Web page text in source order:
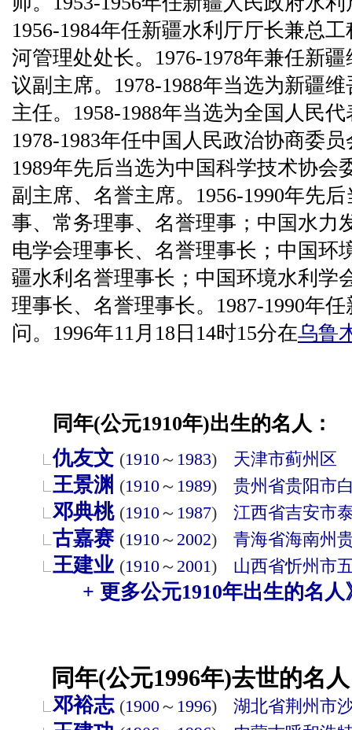
1956-1984年任新疆水利厅厅长兼总
河管理处处长。1976-1978年兼任新
议副主席。1978-1988年当选为新疆
主任。1958-1988年当选为全国人民
1978-1983年任中国人民政治协商委
1989年先后当选为中国科学技术协会
副主席、名誉主席。1956-1990年先
事、常务理事、名誉理事；中国水力
电学会理事长、名誉理事长；中国环
疆水利名誉理事长；中国环境水利学
理事长、名誉理事长。1987-1990年
问。1996年11月18日14时15分在乌鲁
同年(公元1910年)出生的名人：
仇友文 (1910～ 1983) 天津市蓟州区
王景渊 (1910～ 1989) 贵州省贵阳市
邓典桃 (1910～ 1987) 江西省吉安市
古嘉赛 (1910～ 2002) 青海省海南州
王建业 (1910～ 2001) 山西省忻州市
+ 更多公元1910年出生的名人
同年(公元1996年)去世的名
邓裕志 (1900～ 1996) 湖北省荆州市